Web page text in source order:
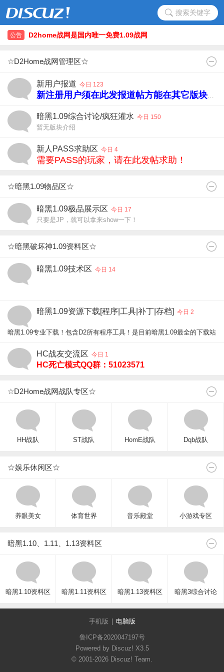
搜索关键字
公告
D2home战网是国内唯一免费1.09战网
☆D2Home战网管理区☆
新用户报道 今日 123
新注册用户须在此发报道帖方能在其它版块发帖！
暗黑1.09综合讨论/疯狂灌水 今日 150
暂无版块介绍
新人PASS求助区 今日 4
需要PASS的玩家，请在此发帖求助！
☆暗黑1.09物品区☆
暗黑1.09极品展示区 今日 17
只要是JP，就可以拿来show一下！
☆暗黑破坏神1.09资料区☆
暗黑1.09技术区 今日 14
SOR法师 |AMA亚马逊|BAR野蛮人|ASN 刺客| PAL圣骑士|NEC死灵
游戏心得；经验分享；技术交流！
暗黑1.09资源下载[程序|工具|补丁|存档] 今日 2
暗黑1.09专业下载！包含D2所有程序工具！是目前暗黑1.09最全的下载站点
暗黑1.09精品工具下载
HC战友交流区 今日 1
HC死亡模式QQ群：51023571
☆D2Home战网战队专区☆
HH战队 ST战队 HomE战队 Dqb战队
☆娱乐休闲区☆
养眼美女 体育世界 音乐殿堂 小游戏专区
暗黑1.10、1.11、1.13资料区
暗黑1.10资料区 暗黑1.11资料区 暗黑1.13资料区 暗黑3综合讨论
手机版 电脑版
鲁ICP备2020047197号
Powered by Discuz! X3.5
© 2001-2026 Discuz! Team.